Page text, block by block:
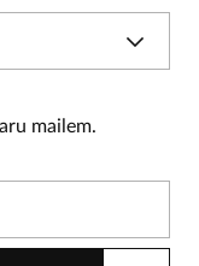
mailem.